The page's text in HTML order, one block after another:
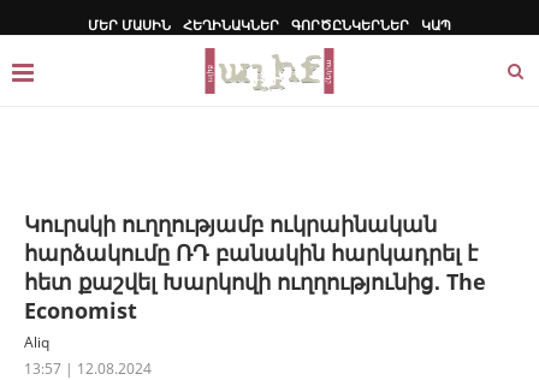
ՄԵՐ ՄԱՍԻՆ ՀԵՂԻՆԱԿՆԵՐ ԳՈՐԾԸՆԿԵՐՆԵՐ ԿԱՊ
Կուրսկի ուղղությամբ ուկրաինական
հարձակումը ՌԴ բանակին հարկադրել է
հետ քաշվել Խարկովի ուղղությունից․ The
Economist
Aliq
13:57 | 12.08.2024